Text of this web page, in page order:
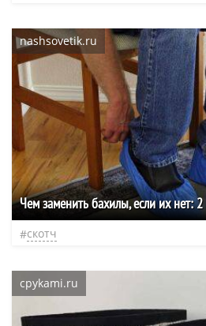
nashsovetik.ru
Чем заменить бахилы, если их нет:
скотч
cpykami.ru